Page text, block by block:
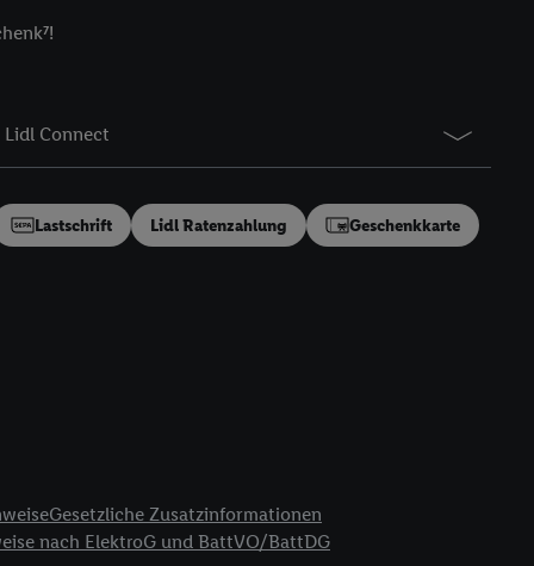
Lidl Connect
Lastschrift Lidl Ratenzahlung Geschenkkarte
Gesetzliche Zusatzinformationen
nach ElektroG und BattVO/BattDG
Dritten betrieben
speziell zur
generell zu
(nur für
Utiq.
sämtlicher
Ihre Einwilligung
gilt auch für die
für Werbung und
Quellen,
Informationen,
von oder